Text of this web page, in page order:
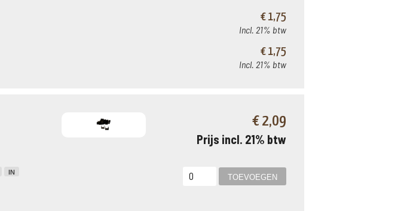
€ 1,75
Incl. 21% btw
€ 1,75
Incl. 21% btw
IN
€ 2,09
Prijs incl. 21% btw